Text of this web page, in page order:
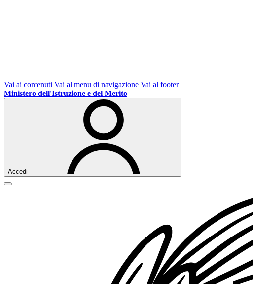
Vai ai contenuti Vai al menu di navigazione Vai al footer
Ministero dell'Istruzione e del Merito
Accedi